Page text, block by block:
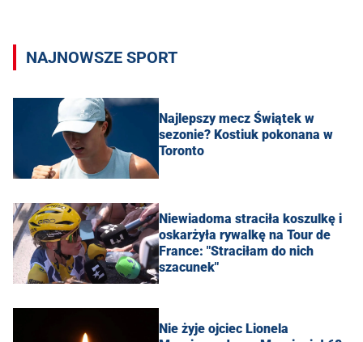
NAJNOWSZE SPORT
Najlepszy mecz Świątek w
sezonie? Kostiuk pokonana w
Toronto
Niewiadoma straciła koszulkę i
oskarżyła rywalkę na Tour de
France: "Straciłam do nich
szacunek"
Nie żyje ojciec Lionela